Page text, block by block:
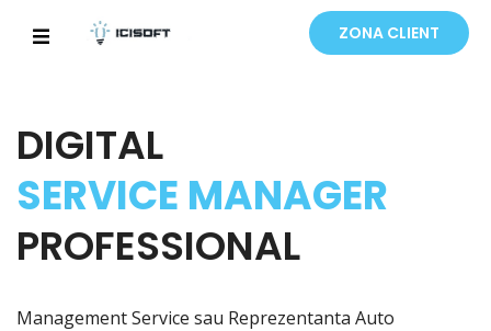
ZONA CLIENT
DIGITAL
SERVICE MANAGER
PROFESSIONAL
Management Service sau Reprezentanta Auto